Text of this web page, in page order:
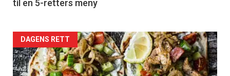
til en 5-retters meny
Forsiden
akkurat
DAGENS RETT